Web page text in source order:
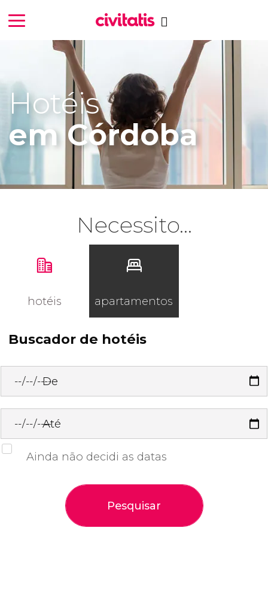
Hotéis
em Córdoba
Necessito...
hotéis apartamentos
Buscador de hotéis
De
Até
Ainda não decidi as datas
Pesquisar